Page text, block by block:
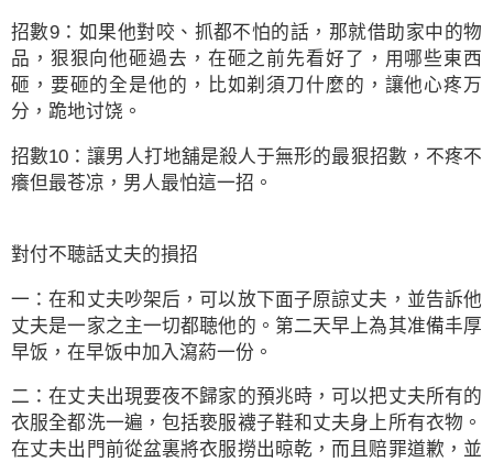
招數9：如果他對咬、抓都不怕的話，那就借助家中的物
品，狠狠向他砸過去，在砸之前先看好了，用哪些東西
砸，要砸的全是他的，比如剃須刀什麼的，讓他心疼万
分，跪地讨饶。
招數10：讓男人打地舖是殺人于無形的最狠招數，不疼不
癢但最苍凉，男人最怕這一招。
對付不聴話丈夫的損招
一：在和丈夫吵架后，可以放下面子原諒丈夫，並告訴他
丈夫是一家之主一切都聴他的。第二天早上為其准備丰厚
早饭，在早饭中加入瀉葯一份。
二：在丈夫出現要夜不歸家的預兆時，可以把丈夫所有的
衣服全都洗一遍，包括亵服襪子鞋和丈夫身上所有衣物。
在丈夫出門前從盆裏將衣服撈出晾乾，而且赔罪道歉，並